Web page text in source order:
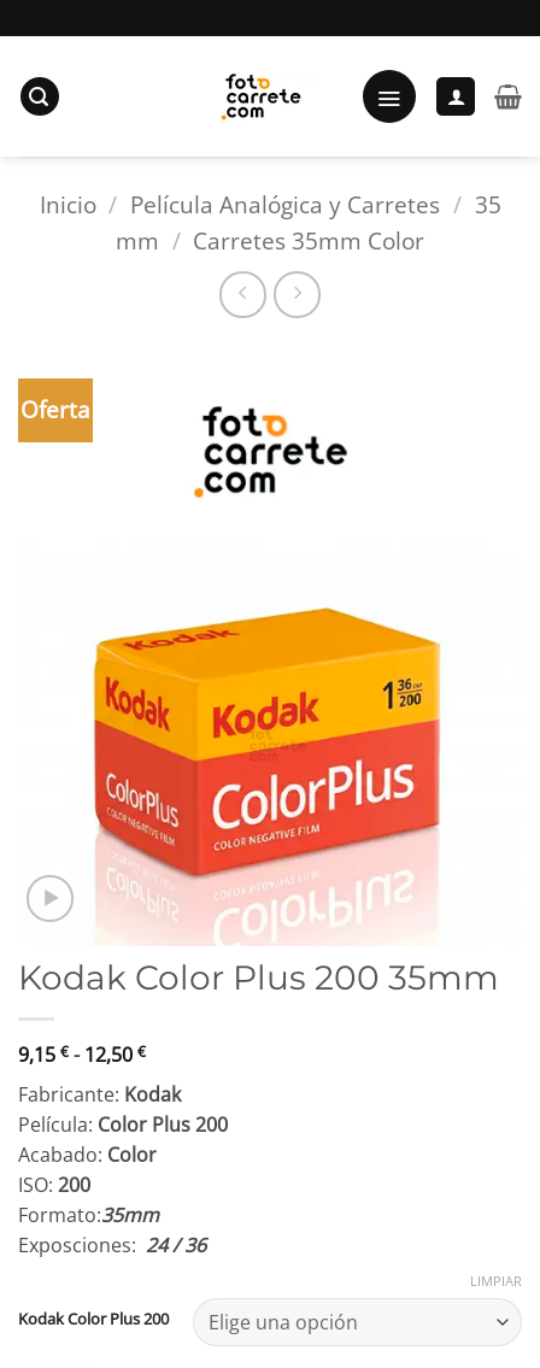
al
contenido
Inicio / Película Analógica y Carretes / 35
mm / Carretes 35mm Color
Oferta
Kodak Color Plus 200 35mm
9,15 € - 12,50 €Rango
de
precios:
desde
hasta
12,50 €
Fabricante: Kodak
Película: Color Plus 200
Acabado: Color
ISO: 200
Formato:35mm
Exposciones: 24 / 36
Kodak Color Plus 200
LIMPIAR